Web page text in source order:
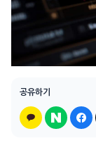
공유하기